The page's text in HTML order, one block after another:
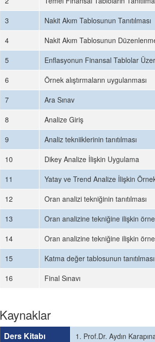
3
Nakit Akım Tablosunun Tanıtılması
4
Nakit Akım Tablosunun
5
Enflasyonun Finansal Tablolar
6
Örnek alıştırmaların uygulanması
7
Ara Sınav
8
Analize Giriş
9
Analiz tekniiklerinin tanıtılması
10
Dikey Analize İlişkin Uygulama
11
Yatay ve Trend Analize İlişkin
12
Oran analizi tekniğinin tanıtılması
13
Oran analizine tekniğine ilişkin
14
Oran analizine tekniğine ilişkin
15
Katma değer tablosunun
16
Final Sınavı
Kaynaklar
Ders Kitabı 1. Prof.Dr. Aydın